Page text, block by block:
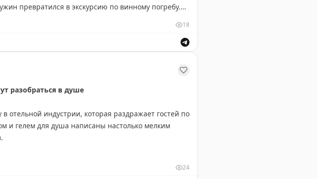
превратился в экскурсию по винному погребу.
справедливо конкурируют, особенно если
18
разобраться в душе
отельной индустрии, которая раздражает гостей по
и гелем для душа написаны настолько мелким
24